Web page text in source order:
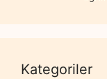
Kategoriler